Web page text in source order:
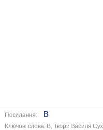
Посилання: В
Ключові слова: В, Твори Василя